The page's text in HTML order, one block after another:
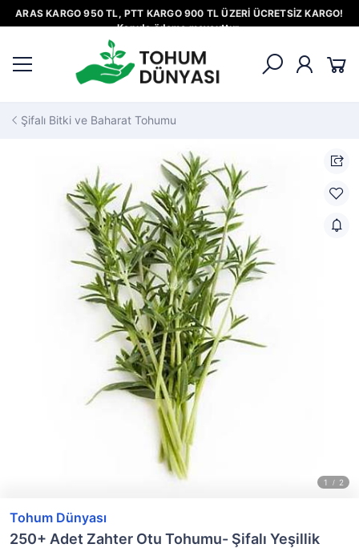
ARAS KARGO 950 TL, PTT KARGO 900 TL ÜZERİ ÜCRETSİZ KARGO!
Kapıda ödeme mevcuttur.
Şifalı Bitki ve Baharat Tohumu
Tohum Dünyası
250+ Adet Zahter Otu Tohumu- Şifalı Yeşillik